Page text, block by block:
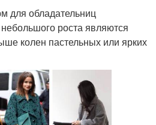
для обладательниц
роста являются
колен пастельных или ярких